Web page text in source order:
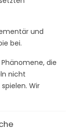
und
bei.
die
nicht
Wir